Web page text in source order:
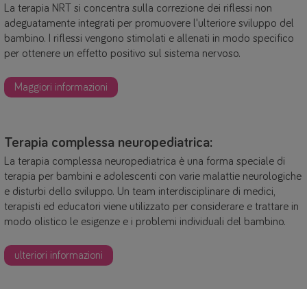
La terapia NRT si concentra sulla correzione dei riflessi non
adeguatamente integrati per promuovere l'ulteriore sviluppo del
bambino. I riflessi vengono stimolati e allenati in modo specifico
per ottenere un effetto positivo sul sistema nervoso.
Maggiori informazioni
Terapia complessa neuropediatrica:
La terapia complessa neuropediatrica è una forma speciale di
terapia per bambini e adolescenti con varie malattie neurologiche
e disturbi dello sviluppo. Un team interdisciplinare di medici,
terapisti ed educatori viene utilizzato per considerare e trattare in
modo olistico le esigenze e i problemi individuali del bambino.
ulteriori informazioni